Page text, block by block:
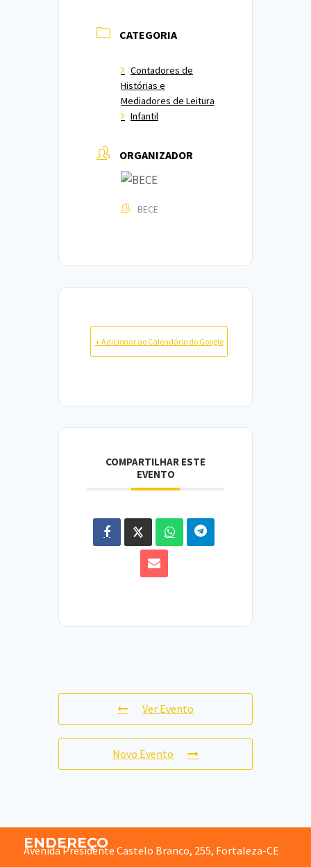
CATEGORIA
Contadores de
Histórias e
Mediadores de Leitura
Infantil
ORGANIZADOR
BECE
+ Adicionar ao Calendário do Google
COMPARTILHAR ESTE
EVENTO
Ver Evento
Novo Evento
ENDEREÇO
Avenida Presidente Castelo Branco, 255, Fortaleza-CE